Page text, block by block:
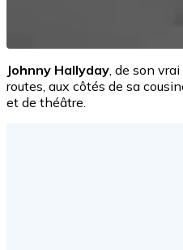
Johnny Hallyday , de son
routes, aux côtés de sa
et de théâtre.